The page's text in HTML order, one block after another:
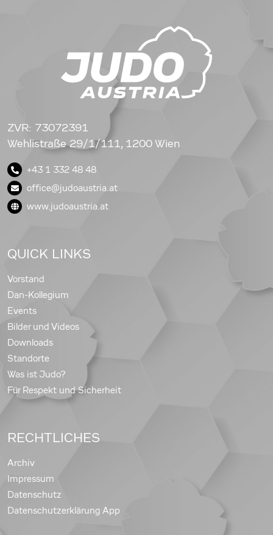
ZVR: 73072391
Wehlistraße 29/1/111, 1200 Wien
+43 1 332 48 48
office@judoaustria.at
www.judoaustria.at
QUICK LINKS
Vorstand
Dan-Kollegium
Events
Bilder und Videos
Downloads
Standorte
Was ist Judo?
Für Respekt und Sicherheit
RECHTLICHES
Archiv
Impressum
Datenschutz
Datenschutzerklärung App